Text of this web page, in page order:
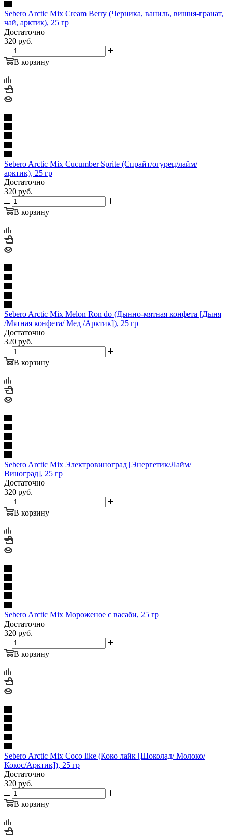
Sebero Arctic Mix Cream Berry (Черника, ваниль, вишня-гранат,
чай, арктик), 25 гр
Достаточно
320 руб.
В корзину
Sebero Arctic Mix Cucumber Sprite (Спрайт/огурец/лайм/
арктик), 25 гр
Достаточно
320 руб.
В корзину
Sebero Arctic Mix Melon Ron do (Дынно-мятная конфета [Дыня
/Мятная конфета/ Мед /Арктик]), 25 гр
Достаточно
320 руб.
В корзину
Sebero Arctic Mix Электровиноград [Энергетик/Лайм/
Виноград], 25 гр
Достаточно
320 руб.
В корзину
Sebero Arctic Mix Мороженое с васаби, 25 гр
Достаточно
320 руб.
В корзину
Sebero Arctic Mix Coco like (Коко лайк [Шоколад/ Молоко/
Кокос/Арктик]), 25 гр
Достаточно
320 руб.
В корзину